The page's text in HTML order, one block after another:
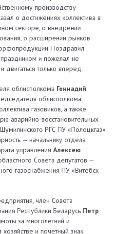
производству
о достижениях коллектива в
секторе, о внедрении
о расширении рынков
Поздравил
и пожелал не
двигаться только вперед.
облисполкома Геннадий
облисполкома
газовиков, а также
аварийно-восстановительных
РГС ПУ «Полоцкгаз»
— начальнику отдела
управленияАлексею
Совета депутатов —
газоснабжения ПУ «Витебск­
член Совета
Республики Беларусь Петр
за многолетний и
и почетный знак